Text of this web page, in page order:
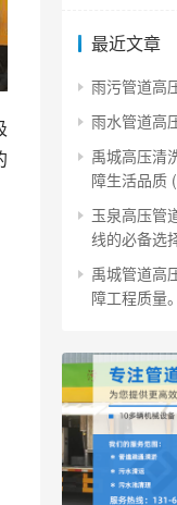
最近文章
雨污管道高
雨水管道高
禹城高压清
障生活品质
玉泉高压管
线的必备选
禹城管道高
障工程质量